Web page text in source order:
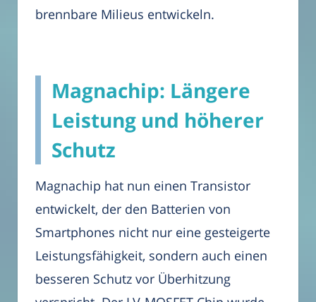
brennbare Milieus entwickeln.
Magnachip: Längere
Leistung und höherer
Schutz
Magnachip hat nun einen Transistor
entwickelt, der den Batterien von
Smartphones nicht nur eine gesteigerte
Leistungsfähigkeit, sondern auch einen
besseren Schutz vor Überhitzung